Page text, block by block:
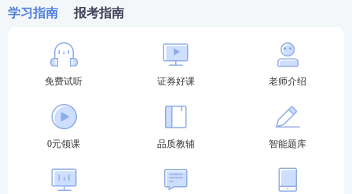
券、基金等实现的 差价收益，具体可分为股票投资收
资收益、衍生工具收益、股利收益等。其他收入是指
除上述收入以外的其他各项收入，包括赎回费扣除基
本手续费后的余额、手续费返还、ETF替代损益，以
及基金管理 人等机构为弥补基金财产损失而支付给基
金额确认，占比较少。
学习指南 报考指南
免费试听 证券好课 老师介绍
0元领课 品质教辅 智能题库